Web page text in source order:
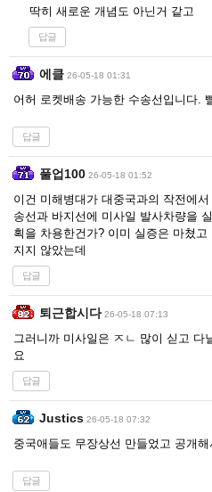
딱히 새로운 개념도 아닌거 같고
답글
에클 26-05-18 01:31
어허 로켓배송 가능한 수송선입니다.
답글
풀업100 26-05-18 01:52
이건 미해병대가 대중국과의 작전에
송선과 바지선에 미사일 발사차량을
획을 차용한건가? 이미 실증은 마쳤
지지 않았는데
답글
퇴근합시다 26-05-18 07:13
그러니까 미사일은 ㅈㄴ 많이 싣고 다
요
답글
Justics 26-05-18 07:32
중국애들도 무장상선 만들었고 공개
답글